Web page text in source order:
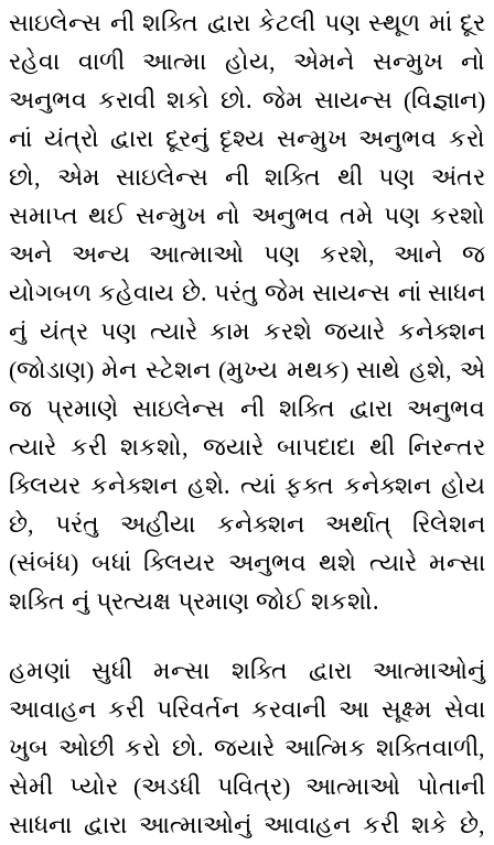
સાઇલેન્સ ની શક્તિ દ્વારા કેટલી પણ સ્થૂળ માં દૂર
રહેવા વાળી આત્મા હોય, એમને સન્મુખ નો
અનુભવ કરાવી શકો છો. જેમ સાયન્સ (વિજ્ઞાન)
નાં યંત્રો દ્વારા દૂરનું દૃશ્ય સન્મુખ અનુભવ કરો
છો, એમ સાઇલેન્સ ની શક્તિ થી પણ અંતર
સમાપ્ત થઈ સન્મુખ નો અનુભવ તમે પણ કરશો
અને અન્ય આત્માઓ પણ કરશે, આને જ
યોગબળ કહેવાય છે. પરંતુ જેમ સાયન્સ નાં સાધન
નું યંત્ર પણ ત્યારે કામ કરશે જયારે કનેક્શન
(જોડાણ) મેન સ્ટેશન (મુખ્ય મથક) સાથે હશે, એ
જ પ્રમાણે સાઇલેન્સ ની શક્તિ દ્વારા અનુભવ
ત્યારે કરી શકશો, જ્યારે બાપદાદા થી નિરન્તર
ક્લિયર કનેક્શન હશે. ત્યાં ફક્ત કનેક્શન હોય
છે, પરંતુ અહીંયા કનેક્શન અર્થાત્ રિલેશન
(સંબંધ) બધાં ક્લિયર અનુભવ થશે ત્યારે મન્સા
શક્તિ નું પ્રત્યક્ષ પ્રમાણ જોઈ શકશો.
હમણાં સુધી મન્સા શક્તિ દ્વારા આત્માઓનું
આવાહન કરી પરિવર્તન કરવાની આ સૂક્ષ્મ સેવા
ખુબ ઓછી કરો છો. જ્યારે આત્મિક શક્તિવાળી,
સેમી પ્યોર (અડધી પવિત્ર) આત્માઓ પોતાની
સાધના દ્વારા આત્માઓનું આવાહન કરી શકે છે,